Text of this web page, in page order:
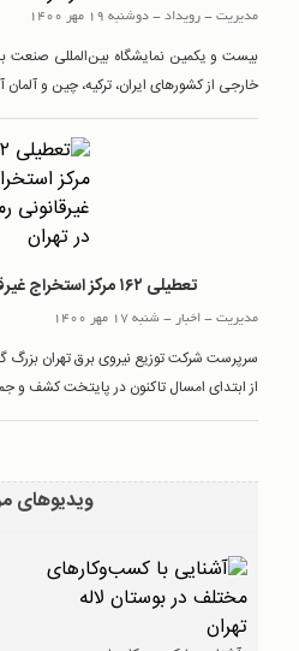
مدیریت-رويداد-دوشنبه 19 مهر 1400
خارجی از کشورهای ایران، ترکیه، چین و آلمان
تعطیلی ۱۶۲ مرکز استخراج غیرقانونی رمزارز در تهران
مدیریت-اخبار - شنبه 17 مهر 1400
از ابتدای امسال تاکنون در پایتخت کشف
ویدیوهای